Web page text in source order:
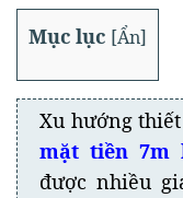
Mục lục [Ẩn]
Xu hướng
mặt tiền 7m
được nhiều